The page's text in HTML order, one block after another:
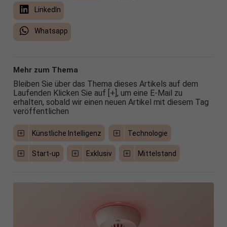
LinkedIn
Whatsapp
Mehr zum Thema
Bleiben Sie über das Thema dieses Artikels auf dem
Laufenden Klicken Sie auf [+], um eine E-Mail zu
erhalten, sobald wir einen neuen Artikel mit diesem Tag
veröffentlichen
Künstliche Intelligenz Technologie
Start-up Exklusiv Mittelstand